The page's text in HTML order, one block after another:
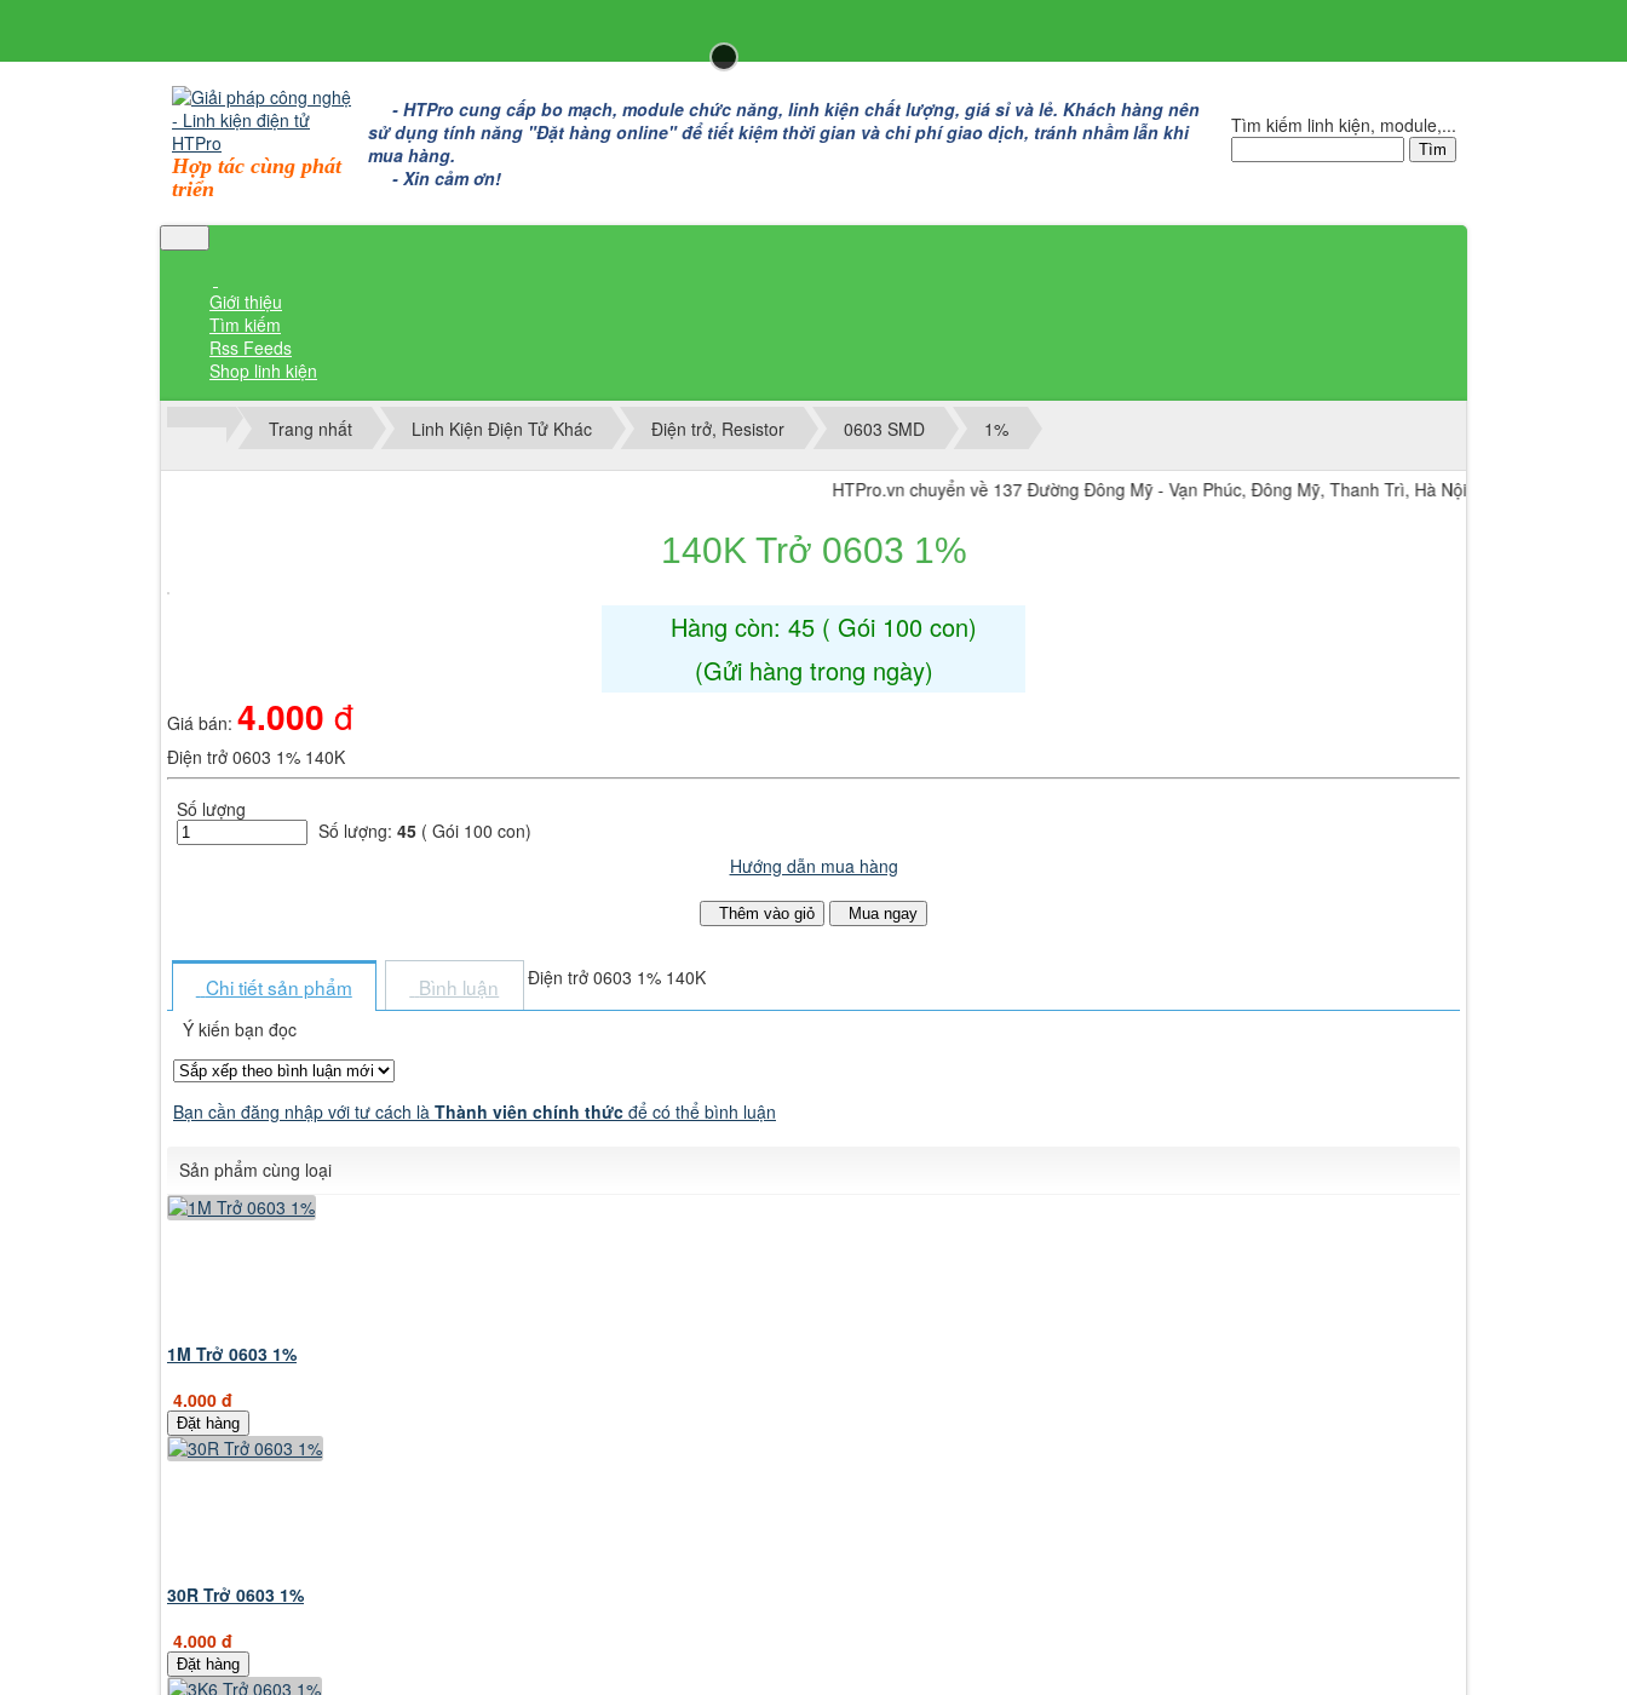
Hợp tác cùng phát
triển
- HTPro cung cấp bo mạch, module chức năng, linh kiện chất lượng, giá sỉ và lẻ. Khách hàng nên
sử dụng tính năng "Đặt hàng online" để tiết kiệm thời gian và chi phí giao dịch, tránh nhầm lẫn khi
mua hàng.
- Xin cảm ơn!
Tìm kiếm linh kiện, module,...
Giới thiệu
Tìm kiếm
Rss Feeds
Shop linh kiện
Trang nhất Linh Kiện Điện Tử Khác Điện trở, Resistor 0603 SMD 1%
HTPro.vn chuyển về 137 Đường Đông Mỹ - Vạn Phúc, Đông Mỹ, Thanh Trì, Hà Nội.
140K Trở 0603 1%
Hàng còn: 45 ( Gói 100 con)
(Gửi hàng trong ngày)
Giá bán: 4.000 đ
Điện trở 0603 1% 140K
Số lượng
Số lượng: 45 ( Gói 100 con)
Hướng dẫn mua hàng
Thêm vào giỏ Mua ngay
Chi tiết sản phẩm Bình luận Điện trở 0603 1% 140K
Ý kiến bạn đọc
Bạn cần đăng nhập với tư cách là Thành viên chính thức để có thể bình luận
Sản phẩm cùng loại
1M Trở 0603 1%
4.000 đ
Đặt hàng
30R Trở 0603 1%
4.000 đ
Đặt hàng
Thành viên đăng nhập
Nhập một trong các mã dự phòng bạn đã nhận được.
Đăng nhập